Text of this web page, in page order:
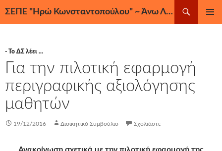
ΣΕΠΕ "Ηρώ Κωνσταντοπούλου" ~ Άνω Λιόσια, Ζεφύρι, Φυλή
- Το ΔΣ λέει ...
Για την πιλοτική εφαρμογή
περιγραφικής αξιολόγησης
μαθητών
19/12/2016 Διοικητικό Συμβούλιο Σχολιάστε